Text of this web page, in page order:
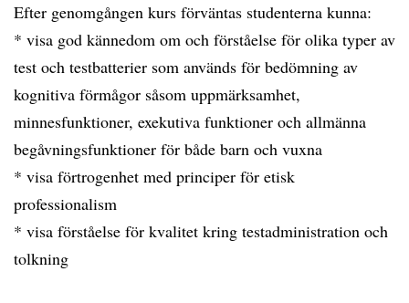
Efter genomgången kurs förväntas studenterna kunna:
* visa god kännedom om och förståelse för olika typer av
test och testbatterier som används för bedömning av
kognitiva förmågor såsom uppmärksamhet,
minnesfunktioner, exekutiva funktioner och allmänna
begåvningsfunktioner för både barn och vuxna
* visa förtrogenhet med principer för etisk
professionalism
* visa förståelse för kvalitet kring testadministration och
tolkning